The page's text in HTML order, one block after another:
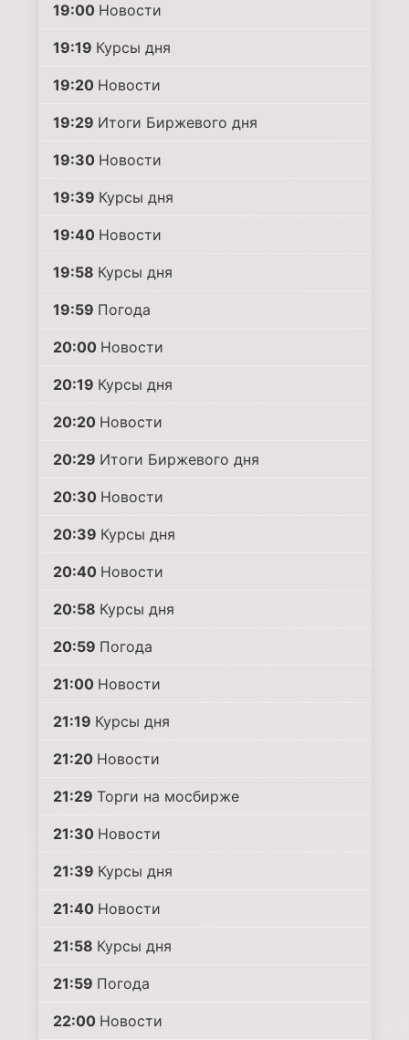
19:00 Новости
19:19 Курсы дня
19:20 Новости
19:29 Итоги Биржевого дня
19:30 Новости
19:39 Курсы дня
19:40 Новости
19:58 Курсы дня
19:59 Погода
20:00 Новости
20:19 Курсы дня
20:20 Новости
20:29 Итоги Биржевого дня
20:30 Новости
20:39 Курсы дня
20:40 Новости
20:58 Курсы дня
20:59 Погода
21:00 Новости
21:19 Курсы дня
21:20 Новости
21:29 Торги на мосбирже
21:30 Новости
21:39 Курсы дня
21:40 Новости
21:58 Курсы дня
21:59 Погода
22:00 Новости